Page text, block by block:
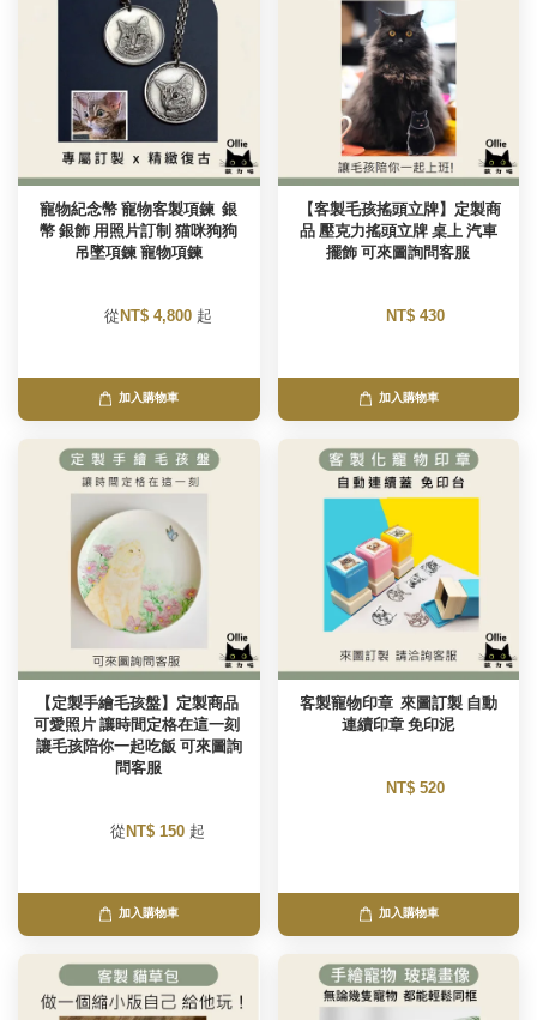
寵物紀念幣 寵物客製項鍊  銀
幣 銀飾 用照片訂制 猫咪狗狗
吊墜項鍊 寵物項鍊
        從
NT$ 4,800 起
加入購物車
品 壓克力搖頭立牌 桌上 汽車
擺飾 可來圖詢問客服
NT$ 430
加入購物車
【定製手繪毛孩盤】定製商品
可愛照片 讓時間定格在這一刻
讓毛孩陪你一起吃飯 可來圖詢
問客服
        從
NT$ 150 起
加入購物車
客製寵物印章  來圖訂製 自動
連續印章 免印泥
NT$ 520
加入購物車